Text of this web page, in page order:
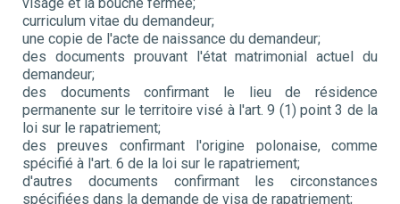
curriculum vitae du demandeur;
une copie de l'acte de naissance du demandeur;
des documents prouvant l'état matrimonial actuel du
demandeur;
des documents confirmant le lieu de résidence
permanente sur le territoire visé à l'art. 9 (1) point 3 de la
loi sur le rapatriement;
des preuves confirmant l'origine polonaise, comme
spécifié à l'art. 6 de la loi sur le rapatriement;
d'autres documents confirmant les circonstances
spécifiées dans la demande de visa de rapatriement;